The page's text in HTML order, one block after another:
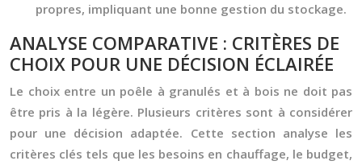
propres, impliquant une bonne gestion du stockage.
ANALYSE COMPARATIVE : CRITÈRES DE
CHOIX POUR UNE DÉCISION ÉCLAIRÉE
Le choix entre un poêle à granulés et à bois ne doit pas
être pris à la légère. Plusieurs critères sont à considérer
pour une décision adaptée. Cette section analyse les
critères clés tels que les besoins en chauffage, le budget,